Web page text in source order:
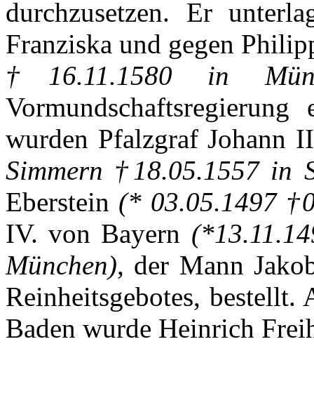
durchzusetzen. Er
Franziska und gegen
†16.11.1580 in
Vormundschaftsregierung
wurden PfalzgrafJohann
Simmern †18.05.1557 in
Eberstein (* 03.05.1497
IV. von Bayern
München), der Mann
Reinheitsgebotes, bestellt.
Baden wurde Heinrich